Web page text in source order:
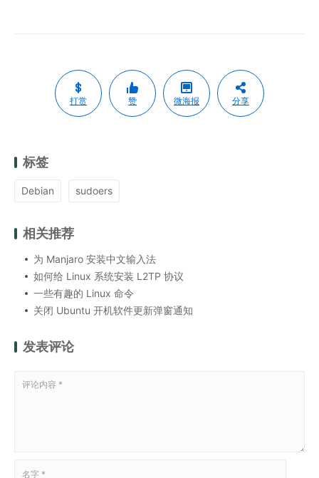
打赏 赞 微海报 分享
标签
Debian sudoers
相关推荐
为 Manjaro 安装中文输入法
如何给 Linux 系统安装 L2TP 协议
一些有趣的 Linux 命令
关闭 Ubuntu 开机软件更新弹窗通知
发表评论